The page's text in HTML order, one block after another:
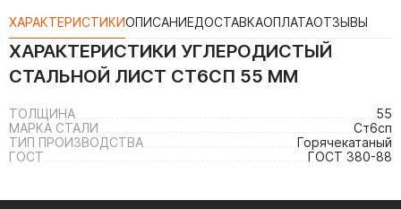
ХАРАКТЕРИСТИКИОПИСАНИЕДОСТАВКАОПЛАТАОТЗЫВЫ
ХАРАКТЕРИСТИКИ УГЛЕРОДИСТЫЙ
СТАЛЬНОЙ ЛИСТ СТ6СП 55 ММ
ТОЛЩИНА
55
МАРКА СТАЛИ
Ст6сп
ТИП ПРОИЗВОДСТВА
Горячекатаный
ГОСТ
ГОСТ 380-88